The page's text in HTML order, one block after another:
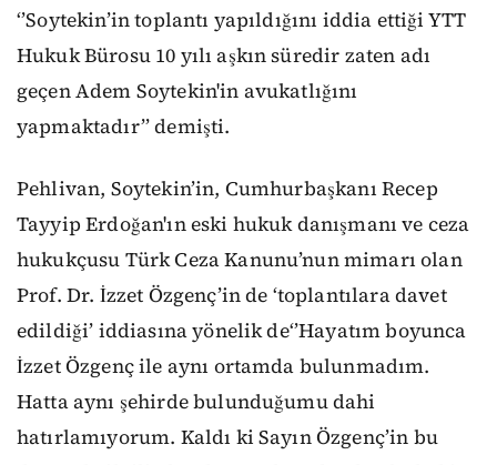
‘’Soytekin’in toplantı yapıldığını iddia ettiği YTT
Hukuk Bürosu 10 yılı aşkın süredir zaten adı
geçen Adem Soytekin'in avukatlığını
yapmaktadır’’ demişti.
Pehlivan, Soytekin’in, Cumhurbaşkanı Recep
Tayyip Erdoğan'ın eski hukuk danışmanı ve ceza
hukukçusu Türk Ceza Kanunu’nun mimarı olan
Prof. Dr. İzzet Özgenç’in de ‘toplantılara davet
edildiği’ iddiasına yönelik de‘’Hayatım boyunca
İzzet Özgenç ile aynı ortamda bulunmadım.
Hatta aynı şehirde bulunduğumu dahi
hatırlamıyorum. Kaldı ki Sayın Özgenç’in bu